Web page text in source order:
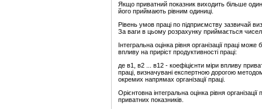
Якщо приватний показник виходить більше
його приймають рівним одиниці.
Рівень умов праці по підприємству зазвичай
За ваги в цьому розрахунку приймається
Інтегральна оцінка рівня організації праці
впливу на приріст продуктивності праці:
де в1, в2 ... в12 - коефіцієнти міри впливу
праці, визначувані експертною дорогою
окремих напрямах організації праці.
Орієнтовна інтегральна оцінка рівня
приватних показників.